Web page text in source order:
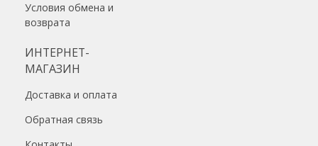
Условия обмена и
возврата
ИНТЕРНЕТ-
МАГАЗИН
Доставка и оплата
Обратная связь